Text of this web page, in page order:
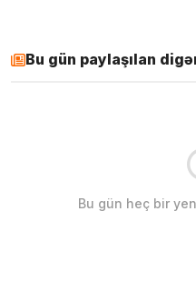
Bu gün paylaşılan
Bu gün heç bir